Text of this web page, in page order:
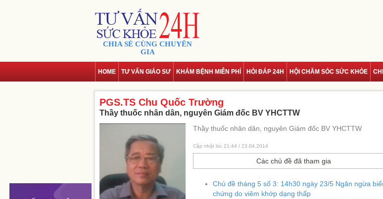
CHIA SẺ CÙNG CHUYÊN
GIA
HOME TƯ VẤN GIÁO SƯ KHÁM BỆNH MIỄN PHÍ HỎI ĐÁP 24H HỘI CHĂM SÓC SỨC KHỎE
PGS.TS Chu Quốc Trường
Thầy thuốc nhân dân, nguyên Giám đốc BV YHCTTW
Thầy thuốc nhân dân, nguyên Giám đốc BV YHCTTW
Cập nhật lúc 21:44 / 23.04.2014
Các chủ đề đã tham gia
Chủ đề tháng 5 số 3: 14h30 ngày 23/5 Ngăn ngừa
chứng do viêm khớp dạng thấp